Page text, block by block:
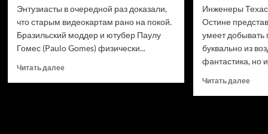
Энтузиасты в очередной раз доказали,
что старым видеокартам рано на покой.
Бразильский моддер и ютубер Паулу
Гомес (Paulo Gomes) физически...
Читать далееПрочитать
Инженеры
Остине
умеет добывать
буквально из
фантастика, но
Читать далее